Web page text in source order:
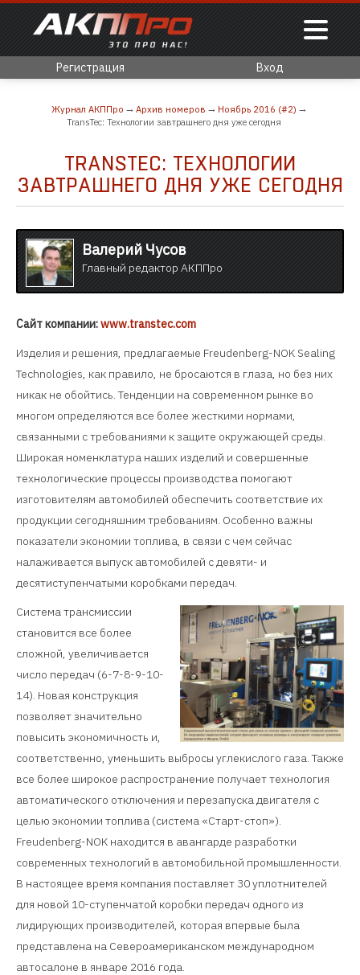
Регистрация Вход
Журнал АКППро Архив номеров
Ноябрь 2016 (#2)
TransTec: Технологии завтрашнего дня уже сегодня
TRANSTEC: ТЕХНОЛОГИИ
ЗАВТРАШНЕГО ДНЯ УЖЕ СЕГОДНЯ
Валерий Чусов
Главный редактор АКППро
Сайт компании:www.transtec.com
Изделия и решения, предлагаемые Freudenberg-NOK Sealing
Technologies, как правило, не бросаются в глаза, но без них
никак не обойтись. Тенденции на современном рынке во
многом определяются все более жесткими нормами,
связанными с требованиями к защите окружающей среды.
Широкая номенклатура наших изделий и совершенные
технологические процессы производства помогают
изготовителям автомобилей обеспечить соответствие их
продукции сегодняшним требованиям. Особенно важны
показатели экономии топлива, в связи с чем сейчас
налаживается выпуск автомобилей с девяти- и
десятиступенчатыми коробками передач.
Система трансмиссии
становится все более
сложной, увеличивается
число передач (6-7-8-9-10-
14). Новая конструкция
позволяет значительно
повысить экономичность и,
соответственно, уменьшить выбросы углекислого газа. Также
все более широкое распространение получает технология
автоматического отключения и перезапуска двигателя с
целью экономии топлива (система «Старт-стоп»).
Freudenberg-NOK находится в авангарде разработки
современных технологий в автомобильной промышленности.
В настоящее время компания поставляет 30 уплотнителей
для новой 10-ступенчатой коробки передач одного из
лидирующих производителей, которая впервые была
представлена на Североамериканском международном
автосалоне в январе 2016 года.